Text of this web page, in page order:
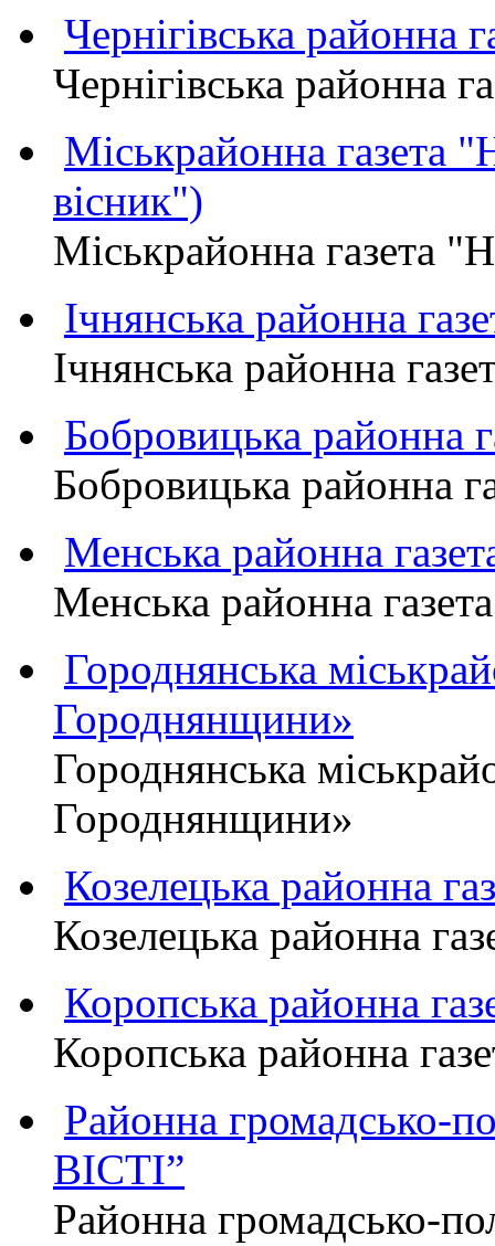
Чернігівська
Чернігівська
Міськрайонна
вісник")
Міськрайонна газета
Ічнянська районна
Ічнянська районна
Бобровицька
Бобровицька
Менська районна
Менська районна
Городнянська
Городнянщини»
Городнянська
Городнянщини»
Козелецька районна
Козелецька районна
Коропська районна
Коропська районна
Районна громадсько-
ВІСТІ”
Районна громадсько-